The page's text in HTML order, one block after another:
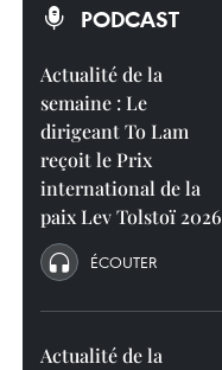
PODCAST
Actualité de la
semaine : Le
dirigeant To Lam
reçoit le Prix
international de la
paix Lev Tolstoï 2026
ÉCOUTER
Actualité de la